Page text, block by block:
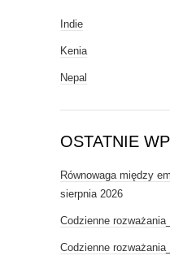
Indie
Kenia
Nepal
OSTATNIE
Równowaga między
sierpnia 2026
Codzienne
Codzienne